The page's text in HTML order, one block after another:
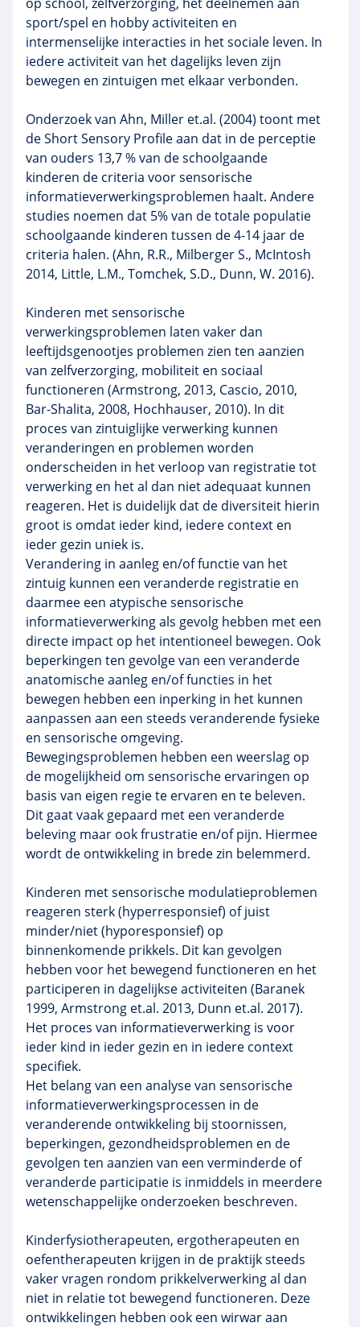
sport/spel en hobby activiteiten en
intermenselijke interacties in het sociale leven. In
iedere activiteit van het dagelijks leven zijn
bewegen en zintuigen met elkaar verbonden.
Onderzoek van Ahn, Miller et.al. (2004) toont met
de Short Sensory Profile aan dat in de perceptie
van ouders 13,7 % van de schoolgaande
kinderen de criteria voor sensorische
informatieverwerkingsproblemen haalt. Andere
studies noemen dat 5% van de totale populatie
schoolgaande kinderen tussen de 4-14 jaar de
criteria halen. (Ahn, R.R., Milberger S., McIntosh
2014, Little, L.M., Tomchek, S.D., Dunn, W. 2016).
Kinderen met sensorische
verwerkingsproblemen laten vaker dan
leeftijdsgenootjes problemen zien ten aanzien
van zelfverzorging, mobiliteit en sociaal
functioneren (Armstrong, 2013, Cascio, 2010,
Bar-Shalita, 2008, Hochhauser, 2010). In dit
proces van zintuiglijke verwerking kunnen
veranderingen en problemen worden
onderscheiden in het verloop van registratie tot
verwerking en het al dan niet adequaat kunnen
reageren. Het is duidelijk dat de diversiteit hierin
groot is omdat ieder kind, iedere context en
ieder gezin uniek is.
Verandering in aanleg en/of functie van het
zintuig kunnen een veranderde registratie en
daarmee een atypische sensorische
informatieverwerking als gevolg hebben met een
directe impact op het intentioneel bewegen. Ook
beperkingen ten gevolge van een veranderde
anatomische aanleg en/of functies in het
bewegen hebben een inperking in het kunnen
aanpassen aan een steeds veranderende fysieke
en sensorische omgeving.
Bewegingsproblemen hebben een weerslag op
de mogelijkheid om sensorische ervaringen op
basis van eigen regie te ervaren en te beleven.
Dit gaat vaak gepaard met een veranderde
beleving maar ook frustratie en/of pijn. Hiermee
wordt de ontwikkeling in brede zin belemmerd.
Kinderen met sensorische modulatieproblemen
reageren sterk (hyperresponsief) of juist
minder/niet (hyporesponsief) op
binnenkomende prikkels. Dit kan gevolgen
hebben voor het bewegend functioneren en het
participeren in dagelijkse activiteiten (Baranek
1999, Armstrong et.al. 2013, Dunn et.al. 2017).
Het proces van informatieverwerking is voor
ieder kind in ieder gezin en in iedere context
specifiek.
Het belang van een analyse van sensorische
informatieverwerkingsprocessen in de
veranderende ontwikkeling bij stoornissen,
beperkingen, gezondheidsproblemen en de
gevolgen ten aanzien van een verminderde of
veranderde participatie is inmiddels in meerdere
wetenschappelijke onderzoeken beschreven.
Kinderfysiotherapeuten, ergotherapeuten en
oefentherapeuten krijgen in de praktijk steeds
vaker vragen rondom prikkelverwerking al dan
niet in relatie tot bewegend functioneren. Deze
ontwikkelingen hebben ook een wirwar aan